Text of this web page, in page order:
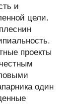
и
цели.
проекты
один